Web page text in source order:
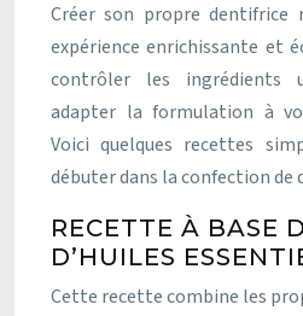
Créer son propre
expérience enrichissante et
contrôler les ingrédients
adapter la formulation à
Voici quelques recettes
débuter dans la confection de
RECETTE À BASE
D’HUILES
Cette recette combine les